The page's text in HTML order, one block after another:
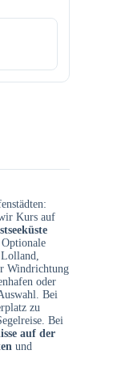
Kurs auf
Lolland,
Windrichtung
oder
Bei
zu
Bei
auf der
und